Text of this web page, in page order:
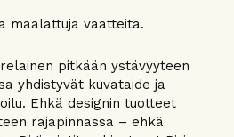
maalattuja vaatteita.
pitkään ystävyyteen
yhdistyvät kuvataide ja
Ehkä designin tuotteet
rajapinnassa – ehkä